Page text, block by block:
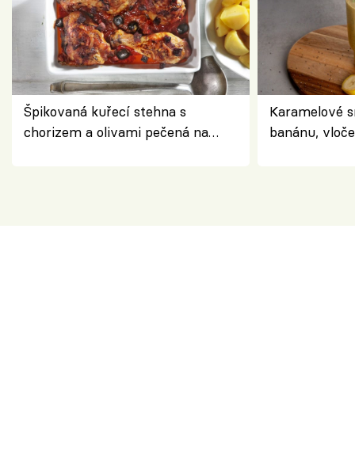
Špikovaná kuřecí stehna s
chorizem a olivami pečená na
Karamelové
banánu,